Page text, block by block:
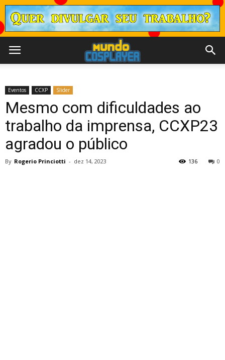
Eventos CCXP Slider
Mesmo com dificuldades ao
trabalho da imprensa, CCXP23
agradou o público
By Rogerio Princiotti - dez 14, 2023 0
136